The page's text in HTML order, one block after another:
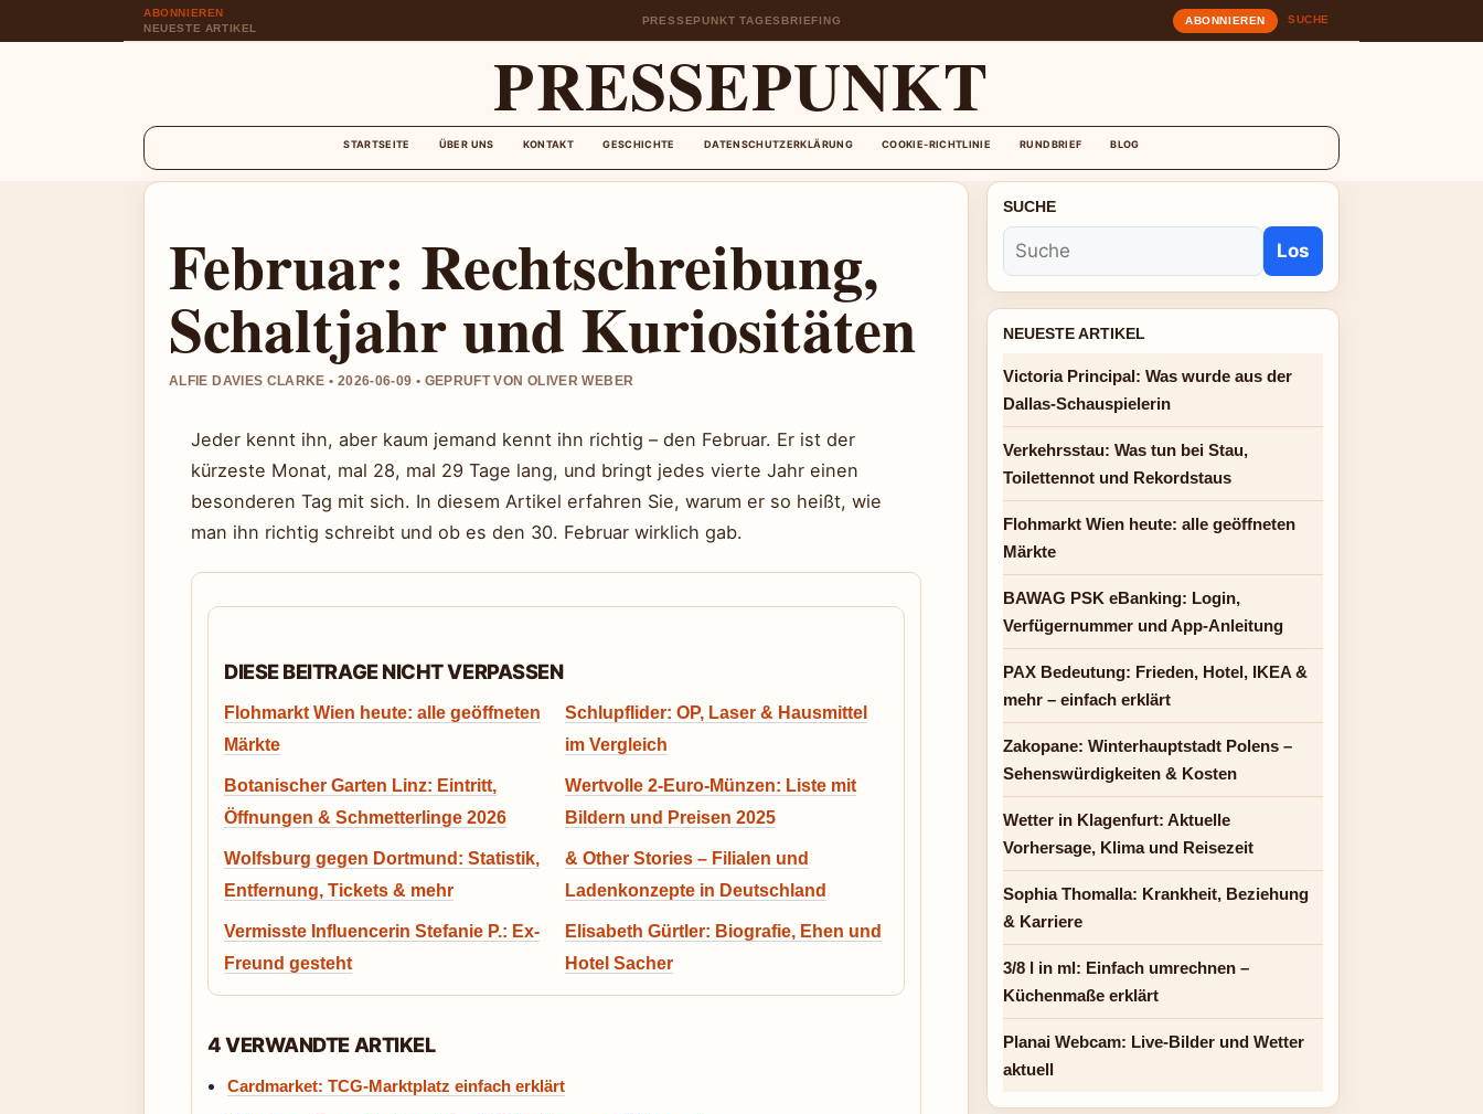
ABONNIEREN
NEUESTE ARTIKEL
PRESSEPUNKT TAGESBRIEFING ABONNIEREN SUCHE
PRESSEPUNKT
STARTSEITE ÜBER UNS KONTAKT GESCHICHTE DATENSCHUTZERKLÄRUNG COOKIE-RICHTLINIE RUNDBRIEF BLOG
Februar: Rechtschreibung,
Schaltjahr und Kuriositäten
ALFIE DAVIES CLARKE • 2026-06-09 • GEPRUFT VON OLIVER WEBER
Jeder kennt ihn, aber kaum jemand kennt ihn richtig – den Februar. Er ist der
kürzeste Monat, mal 28, mal 29 Tage lang, und bringt jedes vierte Jahr einen
besonderen Tag mit sich. In diesem Artikel erfahren Sie, warum er so heißt, wie
man ihn richtig schreibt und ob es den 30. Februar wirklich gab.
DIESE BEITRAGE NICHT VERPASSEN
Flohmarkt Wien heute: alle geöffneten
Märkte
Schlupflider: OP, Laser & Hausmittel
im Vergleich
Botanischer Garten Linz: Eintritt,
Öffnungen & Schmetterlinge 2026
Wertvolle 2-Euro-Münzen: Liste mit
Bildern und Preisen 2025
Wolfsburg gegen Dortmund: Statistik,
Entfernung, Tickets & mehr
& Other Stories – Filialen und
Ladenkonzepte in Deutschland
Vermisste Influencerin Stefanie P.: Ex-
Freund gesteht
Elisabeth Gürtler: Biografie, Ehen und
Hotel Sacher
4 VERWANDTE ARTIKEL
Cardmarket: TCG-Marktplatz einfach erklärt
SUCHE
Los
NEUESTE ARTIKEL
Victoria Principal: Was wurde aus der
Dallas-Schauspielerin
Verkehrsstau: Was tun bei Stau,
Toilettennot und Rekordstaus
Flohmarkt Wien heute: alle geöffneten
Märkte
BAWAG PSK eBanking: Login,
Verfügernummer und App-Anleitung
PAX Bedeutung: Frieden, Hotel, IKEA &
mehr – einfach erklärt
Zakopane: Winterhauptstadt Polens –
Sehenswürdigkeiten & Kosten
Wetter in Klagenfurt: Aktuelle
Vorhersage, Klima und Reisezeit
Sophia Thomalla: Krankheit, Beziehung
& Karriere
3/8 l in ml: Einfach umrechnen –
Küchenmaße erklärt
Planai Webcam: Live-Bilder und Wetter
aktuell